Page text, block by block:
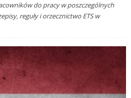
do pracy w poszczególnych
reguły i orzecznictwo ETS w